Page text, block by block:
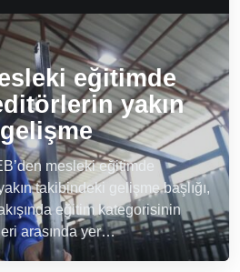
eğitimde
yakın
mesleki eğitimde
takibindeki gelişme başlığı,
eğitim kategorisinin
arasında yer…